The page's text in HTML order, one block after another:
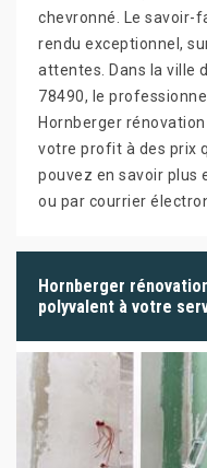
chevronné. Le savoir-
rendu exceptionnel,
attentes. Dans la ville
78490, le
Hornberger
votre profit à des prix
pouvez en savoir plus
ou par courrier
Hornberger
polyvalent à votre